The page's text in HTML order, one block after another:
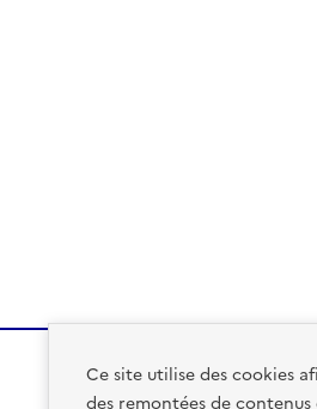
Ce site utilise des cookies
des remontées de